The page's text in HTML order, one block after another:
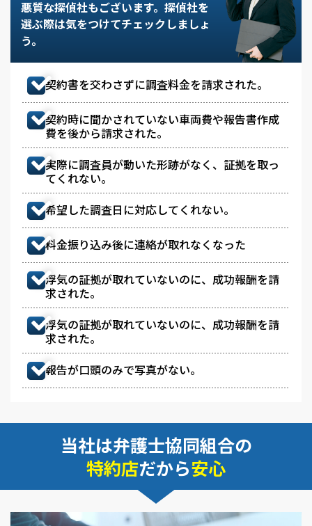
悪質な探偵社もございます。 探偵社を
選ぶ際は気をつけてチェックしましょ
う。
契約書を交わさずに調査料金を請求された。
契約時に聞かされていない車両費や報告書作成
費を後から請求された。
実際に調査員が動いた形跡がなく、証拠を取っ
てくれない。
希望した調査日に対応してくれない。
料金振り込み後に連絡が取れなくなった
浮気の証拠が取れていないのに、成功報酬を請
求された。
浮気の証拠が取れていないのに、成功報酬を請
求された。
報告が口頭のみで写真がない。
当社は弁護士協同組合の
特約店だから安心